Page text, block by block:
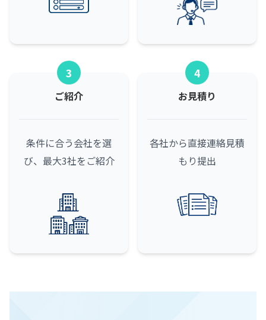
3
ご紹介
条件に合う会社を選
び、最大3社をご紹介
4
お見積り
各社から直接連絡見積
もり提出